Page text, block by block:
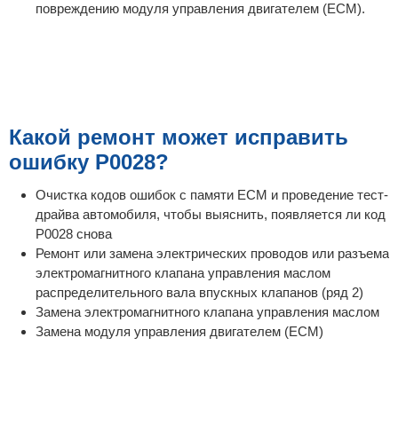
повреждению модуля управления двигателем (ECM).
Какой ремонт может исправить
ошибку P0028?
Очистка кодов ошибок с памяти ECM и проведение тест-
драйва автомобиля, чтобы выяснить, появляется ли код
P0028 снова
Ремонт или замена электрических проводов или разъема
электромагнитного клапана управления маслом
распределительного вала впускных клапанов (ряд 2)
Замена электромагнитного клапана управления маслом
Замена модуля управления двигателем (ECM)